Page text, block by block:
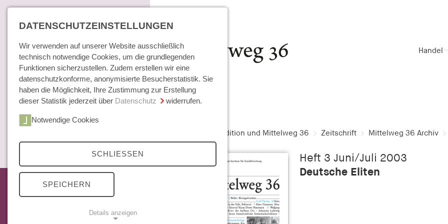
Home
Bücher / E-Books
Handel
Hamburger Edition und Mittelweg 36 Zeitschrift Mittelweg 36 Archiv
Heft 3 Juni/Juli 2003
Deutsche Eliten
DATENSCHUTZEINSTELLUNGEN
Wir verwenden auf unserer Website ausschließlich
technisch notwendige Cookies, um die grundlegenden
Funktionen sicherzustellen. Zudem erstellen wir eine
datenschutzkonforme, anonymisierte Besucherstatistik. Sie
haben die Möglichkeit, Ihre Zustimmung zur Erstellung
dieser Statistik jederzeit über Datenschutz widerrufen.
Notwendige Cookies
SCHLIESSEN
SPEICHERN
Details anzeigen